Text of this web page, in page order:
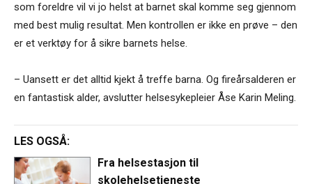
som foreldre vil vi jo helst at barnet skal komme seg gjennom
med best mulig resultat. Men kontrollen er ikke en prøve – den
er et verktøy for å sikre barnets helse.
– Uansett er det alltid kjekt å treffe barna. Og fireårsalderen er
en fantastisk alder, avslutter helsesykepleier Åse Karin Meling.
LES OGSÅ:
Fra helsestasjon til
skolehelsetjeneste